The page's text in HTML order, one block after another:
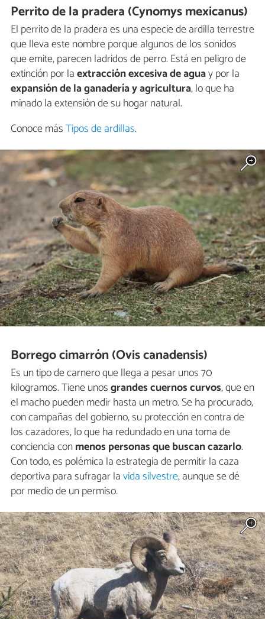
Perrito de la pradera (Cynomys mexicanus)
El perrito de la pradera es una especie de ardilla terrestre
que lleva este nombre porque algunos de los sonidos
que emite, parecen ladridos de perro. Está en peligro de
extinción por laextracción excesiva de aguay por la
expansión de la ganadería y agricultura, lo que ha
minado la extensión de su hogar natural.
Conoce másTipos de ardillas.
Borrego cimarrón (Ovis canadensis)
Es un tipo de carnero que llega a pesar unos 70
kilogramos. Tiene unosgrandes cuernos curvos, que en
el macho pueden medir hasta un metro. Se ha procurado,
con campañas del gobierno, su protección en contra de
los cazadores, lo que ha redundado en una toma de
conciencia conmenos personas que buscan cazarlo.
Con todo, es polémica la estrategia de permitir la caza
deportiva para sufragar lavida silvestre, aunque se dé
por medio de un permiso.